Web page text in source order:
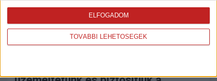
TOVÁBBI LEHETŐSÉGEK
ELFOGADOM
korommal és szilikával.
Járműparkunk 1,5 év átlagos életkorú
MAN és Scania nyerges vontatókból